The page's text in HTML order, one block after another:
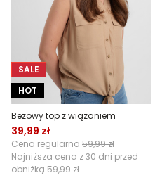
SALE
HOT
Beżowy top z wiązaniem
39,99 zł
Cena regularna 59,99 zł
Najniższa cena z 30 dni przed
obniżką 59,99 zł